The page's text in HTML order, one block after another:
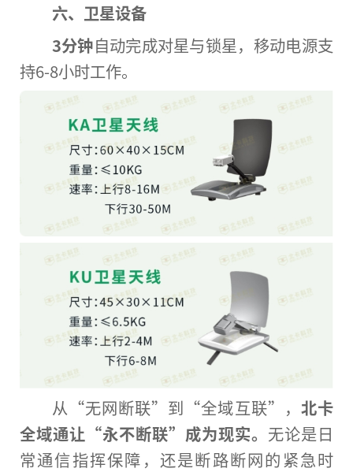
六、卫星设备
3分钟自动完成对星与锁星，移动电源支
持6-8小时工作。
从“无网断联”到“全域互联”， 北卡
全域通让 “永不断联” 成为现实。 无论是日
常通信指挥保障，还是断路断网的紧急时